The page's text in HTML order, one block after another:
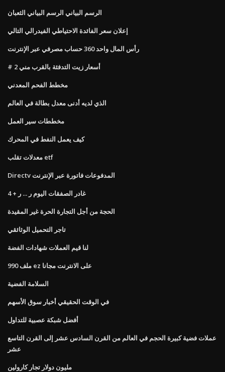
الرسم البياني الرسم البياني الثعبان
إعلان سعر الفائدة الاحتياطي الفيدرالي التالي
رأس المال واحد 360 حساب مصرفي عبر الإنترنت
# 2 أسعار زيت التدفئة بالقرب مني
مخطط الفحم المعدني
الذي لديه أدنى معدل بطالة في العالم
مخططات سير العمل
كيف يعمل النفط في المحرك
معدلات تقلب etf
Directv المدفوعات فاتورة عبر الإنترنت
غادر الصفقات اليوم ر ... ر + 4
الحجة من أجل التجارة الحرة غير المقيدة
تاجر التحميل الوثائقي
لنا قيم العملات شهادات الفضة
ملف 990 ez على الانترنت مجانا
السلامة الفضية
في الوقت الحقيقي أخبار سوق الأسهم
أفضل شبكة عصبية للتداول
عملات فضية كبيرة الحجم في العالم من القرن السادس عشر إلى القرن التاسع
عشر
مليون دولار تجار كارولين